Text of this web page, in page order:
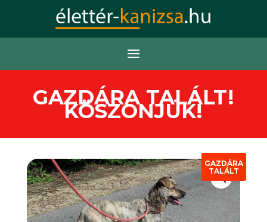
GAZDÁRA TALÁLT!
KÖSZÖNJÜK!
GAZDÁRA
TALÁLT